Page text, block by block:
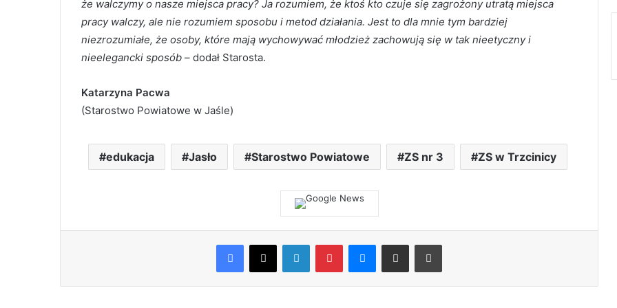
że walczymy o nasze miejsca pracy? Ja rozumiem, że ktoś kto czuje się zagrożony utratą miejsca
pracy walczy, ale nie rozumiem sposobu i metod działania. Jest to dla mnie tym bardziej
niezrozumiałe, że osoby, które mają wychowywać młodzież zachowują się w tak nieetyczny i
nieelegancki sposób – dodał Starosta.
Katarzyna Pacwa
(Starostwo Powiatowe w Jaśle)
edukacja Jasło Starostwo Powiatowe ZS nr 3 ZS w Trzcinicy
Facebook
X LinkedInPinterestMessenger
Share via Email Print